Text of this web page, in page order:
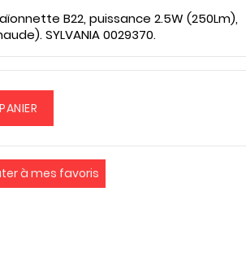
B22, puissance 2.5W (250Lm),
SYLVANIA 0029370.
à mes favoris